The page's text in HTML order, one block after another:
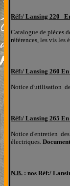
Réf:/ Lansing 220
Catalogue de pièces
références, les vis les
Réf:/ Lansing 260
Notice d'utilisation
Réf:/ Lansing 265
Notice d'entretien
électriques.
N.B. : nos Réf:/